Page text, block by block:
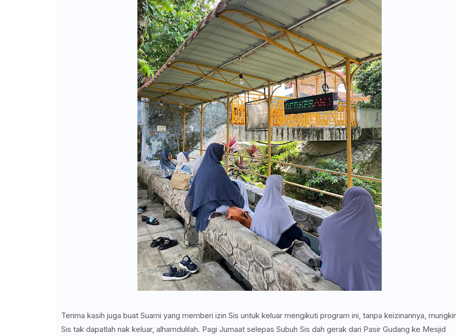
Terima kasih juga buat Suami yang memberi izin Sis untuk keluar mengikuti program ini, tanpa keizinannya,
Sis tak dapatlah nak keluar, alhamdulilah. Pagi Jumaat selepas Subuh Sis dah gerak dari Pasir Gudang ke Mesjid